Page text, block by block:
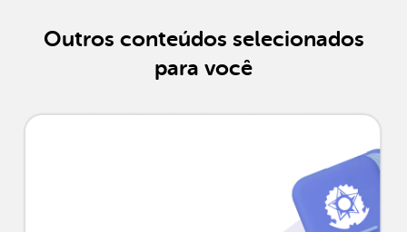
Outros conteúdos selecionados
para você